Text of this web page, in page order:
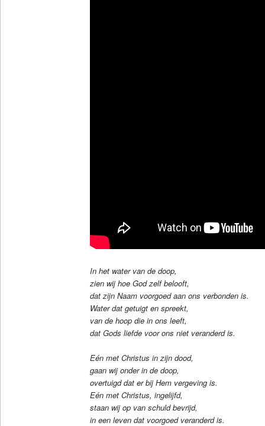
In het water van de doop,
zien wij hoe God zelf belooft,
dat zijn Naam voorgoed aan ons verbonden is.
Water dat getuigt en spreekt,
van de hoop die in ons leeft,
dat Gods liefde voor ons niet veranderd is.
Eén met Christus in zijn dood,
gaan wij onder in de doop,
overtuigd dat er bij Hem vergeving is.
Eén met Christus, ingelijfd,
staan wij op van schuld bevrijd,
in een leven dat voorgoed veranderd is.